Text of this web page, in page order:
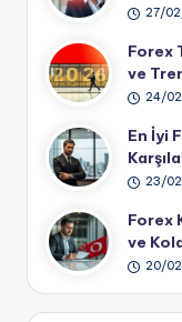
27/
Forex
ve
24/
En İyi
23/
Forex
ve
20/